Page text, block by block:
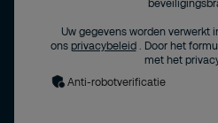
Uw gegevens worden verwerkt
ons privacybeleid
. Door het
met het
Anti-robotverificatie